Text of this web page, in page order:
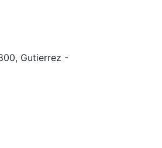
Gutierrez -